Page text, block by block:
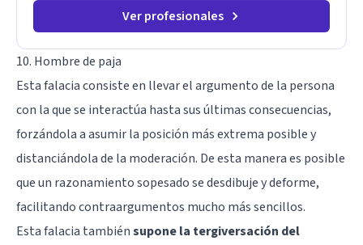
Ver profesionales
10. Hombre de paja
Esta falacia consiste en llevar el argumento de la persona
con la que se interactúa hasta sus últimas consecuencias,
forzándola a asumir la posición más extrema posible y
distanciándola de la moderación. De esta manera es posible
que un razonamiento sopesado se desdibuje y deforme,
facilitando contraargumentos mucho más sencillos.
Esta falacia tambiénsupone la tergiversación del